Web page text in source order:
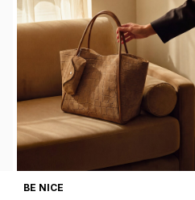
BE NICE